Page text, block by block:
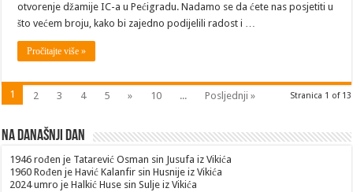
otvorenje džamije IC-a u Pećigradu. Nadamo se da ćete nas posjetiti u
što većem broju, kako bi zajedno podijelili radost i …
Pročitajte više »
Stranica 1 of 13
1 2 3 4 5 » 10 ... Posljednji »
Na današnji dan
1946 rođen je Tatarević Osman sin Jusufa iz Vikića
1960 Rođen je Havić Kalanfir sin Husnije iz Vikića
2024 umro je Halkić Huse sin Sulje iz Vikića